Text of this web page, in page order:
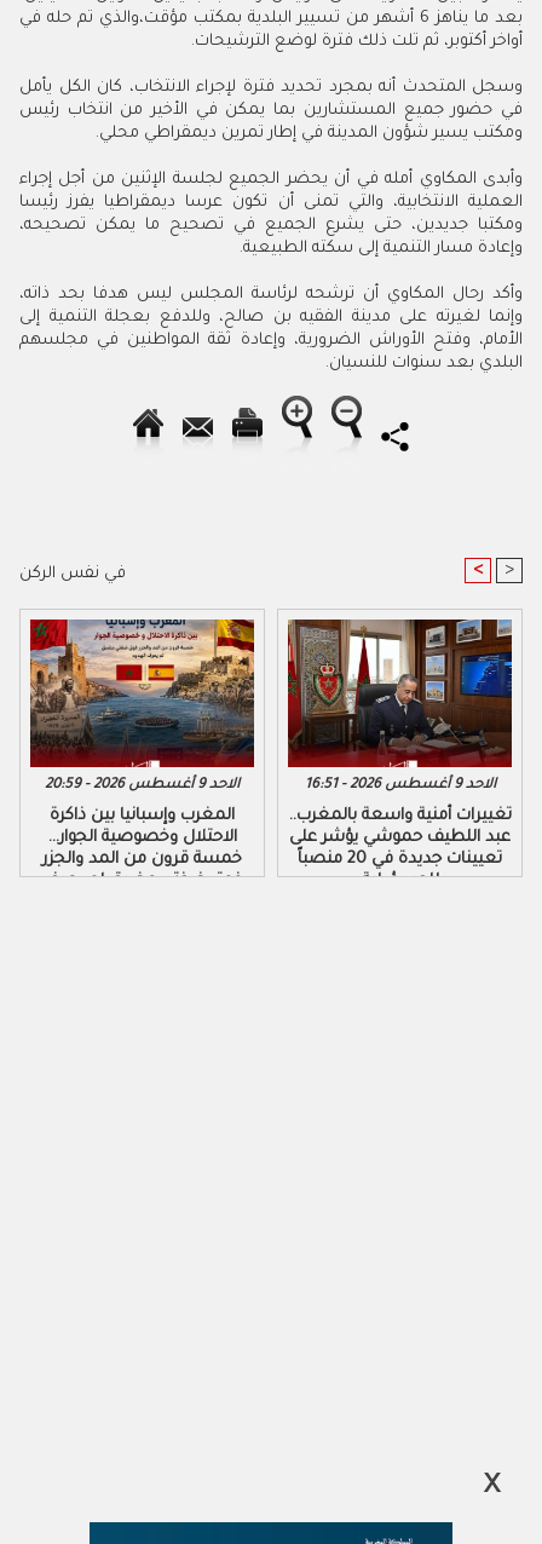
بعد ما يناهز 6 أشهر من تسيير البلدية بمكتب مؤقت،والذي تم حله في
أواخر أكتوبر، ثم تلت ذلك فترة لوضع الترشيحات.
وسجل المتحدث أنه بمجرد تحديد فترة لإجراء الانتخاب، كان الكل يأمل
في حضور جميع المستشارين بما يمكن في الأخير من انتخاب رئيس
ومكتب يسير شؤون المدينة في إطار تمرين ديمقراطي محلي.
وأبدى المكاوي أمله في أن يحضر الجميع لجلسة الإثنين من أجل إجراء
العملية الانتخابية، والتي تمنى أن تكون عرسا ديمقراطيا يفرز رئيسا
ومكتبا جديدين، حتى يشرع الجميع في تصحيح ما يمكن تصحيحه،
وإعادة مسار التنمية إلى سكته الطبيعية.
وأكد رحال المكاوي أن ترشحه لرئاسة المجلس ليس هدفا بحد ذاته،
وإنما لغيرته على مدينة الفقيه بن صالح، وللدفع بعجلة التنمية إلى
الأمام، وفتح الأوراش الضرورية، وإعادة ثقة المواطنين في مجلسهم
البلدي بعد سنوات للنسيان.
في نفس الركن < >
الاحد 9 أغسطس 2026 - 20:59
المغرب وإسبانيا بين ذاكرة
الاحتلال وخصوصية الجوار…
خمسة قرون من المد والجزر
فوق ضفتي مضيق لم يعرف
الاحد 9 أغسطس 2026 - 16:51
تغييرات أمنية واسعة بالمغرب..
عبد اللطيف حموشي يؤشر على
تعيينات جديدة في 20 منصباً
للمسؤولية